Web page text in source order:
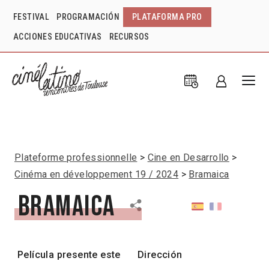
FESTIVAL PROGRAMACIÓN PLATAFORMA PRO
ACCIONES EDUCATIVAS RECURSOS
Plateforme professionnelle
Cine en Desarrollo
Cinéma en développement 19 / 2024
Bramaica
Bramaica
Película presente este
Dirección